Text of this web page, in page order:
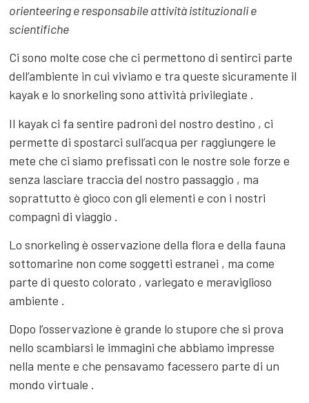
orienteering e responsabile attività istituzionali e
scientifiche
Ci sono molte cose che ci permettono di sentirci parte
dell’ambiente in cui viviamo e tra queste sicuramente il
kayak e lo snorkeling sono attività privilegiate .
Il kayak ci fa sentire padroni del nostro destino , ci
permette di spostarci sull’acqua per raggiungere le
mete che ci siamo prefissati con le nostre sole forze e
senza lasciare traccia del nostro passaggio , ma
soprattutto è gioco con gli elementi e con i nostri
compagni di viaggio .
Lo snorkeling è osservazione della flora e della fauna
sottomarine non come soggetti estranei , ma come
parte di questo colorato , variegato e meraviglioso
ambiente .
Dopo l’osservazione è grande lo stupore che si prova
nello scambiarsi le immagini che abbiamo impresse
nella mente e che pensavamo facessero parte di un
mondo virtuale .